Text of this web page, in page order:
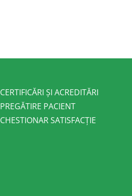
CERTIFICĂRI ȘI ACREDITĂRI
PREGĂTIRE PACIENT
CHESTIONAR SATISFACȚIE